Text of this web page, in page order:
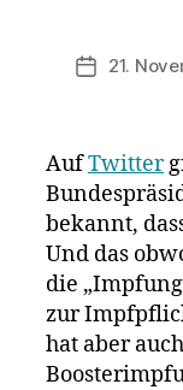
21.
AufTwitter
bekannt,
Und das
die
zur
hat aber